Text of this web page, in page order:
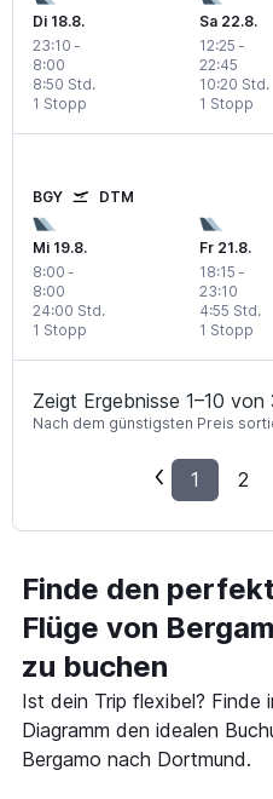
Di 18.8.
23:10 -
8:00
1 Stopp
8:50 Std.
Sa 22.8.
12:25 -
22:45
1 Stopp
10:20 Std.
BGY DTM
Mi 19.8.
8:00 -
8:00
1 Stopp
24:00 Std.
Fr 21.8.
18:15 -
23:10
1 Stopp
4:55 Std.
Zeigt Ergebnisse 1–10 von
Nach dem günstigsten Preis
1 2
Finde den
Flüge von
zu buchen
Ist dein Trip flexibel? Finde
Diagramm den idealen
Bergamo nach Dortmund.